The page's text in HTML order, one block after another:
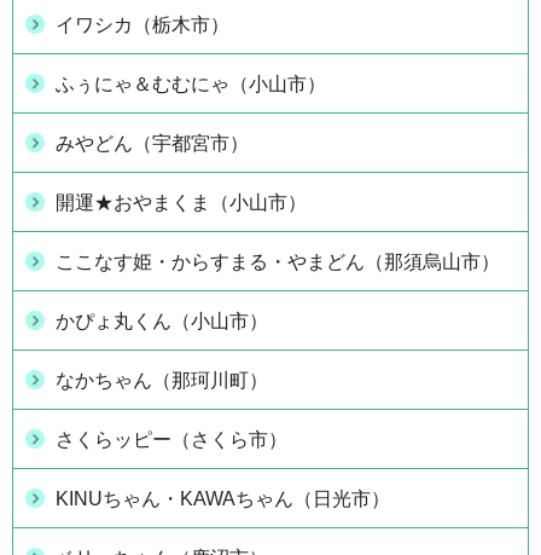
イワシカ（栃木市）
ふぅにゃ＆むむにゃ（小山市）
みやどん（宇都宮市）
開運★おやまくま（小山市）
ここなす姫・からすまる・やまどん（那須烏山市）
かぴょ丸くん（小山市）
なかちゃん（那珂川町）
さくらッピー（さくら市）
KINUちゃん・KAWAちゃん（日光市）